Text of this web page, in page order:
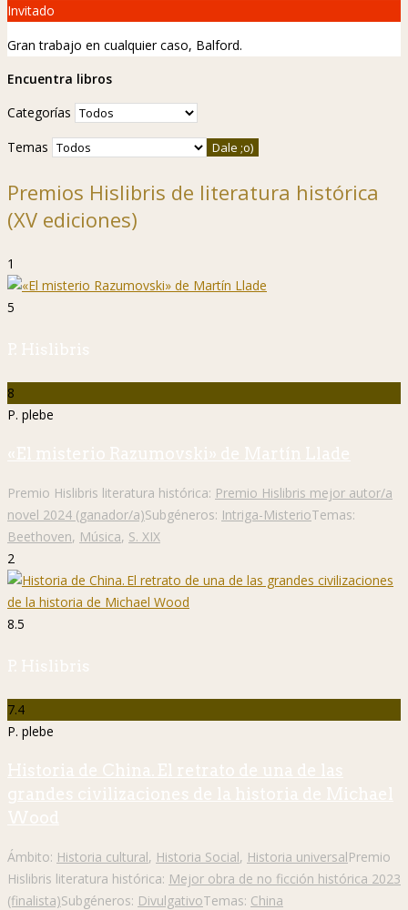
Invitado
Gran trabajo en cualquier caso, Balford.
Encuentra libros
Categorías
Temas
Premios Hislibris de literatura histórica
(XV ediciones)
1
5
P. Hislibris
8
P. plebe
«El misterio Razumovski» de Martín Llade
Premio Hislibris literatura histórica: Premio Hislibris mejor autor/a
novel 2024 (ganador/a)Subgéneros: Intriga-MisterioTemas:
Beethoven, Música, S. XIX
2
8.5
P. Hislibris
7.4
P. plebe
Historia de China. El retrato de una de las
grandes civilizaciones de la historia de Michael
Wood
Ámbito: Historia cultural, Historia Social, Historia universalPremio
Hislibris literatura histórica: Mejor obra de no ficción histórica 2023
(finalista)Subgéneros: DivulgativoTemas: China